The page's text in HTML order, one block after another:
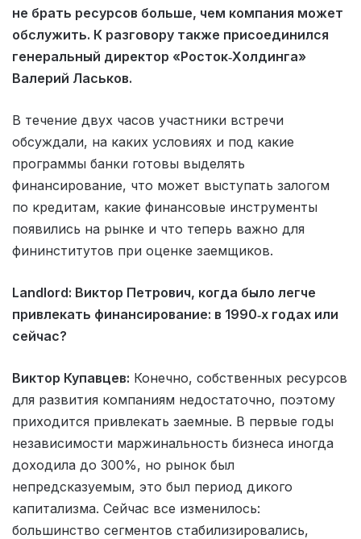
не брать ресурсов больше, чем компания может
обслужить. К разговору также присоединился
генеральный директор «Росток‑Холдинга»
Валерий Ласьков.
В течение двух часов участники встречи
обсуждали, на каких условиях и под какие
программы банки готовы выделять
финансирование, что может выступать залогом
по кредитам, какие финансовые инструменты
появились на рынке и что теперь важно для
фининститутов при оценке заемщиков.
Landlord: Виктор Петрович, когда было легче
привлекать финансирование: в 1990‑х годах или
сейчас?
Виктор Купавцев: Конечно, собственных ресурсов
для развития компаниям недостаточно, поэтому
приходится привлекать заемные. В первые годы
независимости маржинальность бизнеса иногда
доходила до 300%, но рынок был
непредсказуемым, это был период дикого
капитализма. Сейчас все изменилось:
большинство сегментов стабилизировались,